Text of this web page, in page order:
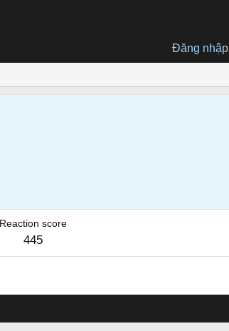
Đăng nhập
Reaction score
445